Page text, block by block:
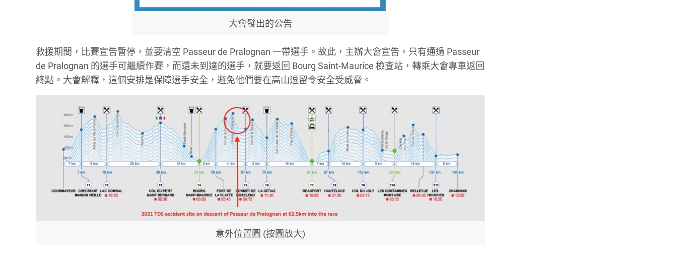
大會發出的公告
救援期間，比賽宣告暫停，並要清空 Passeur de Pralognan 一帶選手。故此，主辦大會宣告，只有通過 Passeur
de Pralognan 的選手可繼續作賽，而還未到達的選手，就要返回 Bourg Saint-Maurice 檢查站，轉乘大會專車返回
終點。大會解釋，這個安排是保障選手安全，避免他們要在高山逗留令安全受威脅。
意外位置圖 (按圖放大)